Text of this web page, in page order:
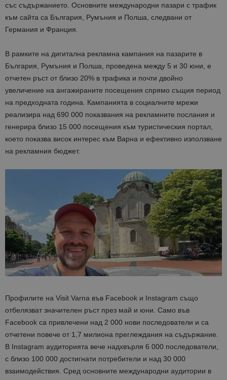
със съдържанието. Основните международни пазари с трафик
към сайта са България, Румъния и Полша, следвани от
Германия и Франция.
В рамките на дигитална рекламна кампания на пазарите в
България, Румъния и Полша, проведена между 5 и 30 юни, е
отчетен ръст от близо 20% в трафика и почти двойно
увеличение на ангажираните посещения спрямо същия период
на предходната година. Кампанията в социалните мрежи
реализира над 690 000 показвания на рекламните послания и
генерира близо 15 000 посещения към туристическия портал,
което показва висок интерес към Варна и ефективно използване
на рекламния бюджет.
Профилите на Visit Varna във Facebook и Instagram също
отбелязват значителен ръст през май и юни. Само във
Facebook са привлечени над 2 000 нови последователи и са
отчетени повече от 1,7 милиона преглеждания на съдържание.
В Instagram аудиторията вече надхвърля 6 000 последователи,
с близо 100 000 достигнати потребители и над 30 000
взаимодействия. Сред основните международни аудитории в